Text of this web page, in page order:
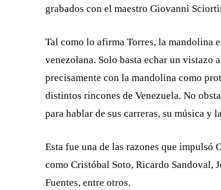
grabados con el maestro Giovanni
Tal como lo afirma Torres, la mandolina
venezolana. Solo basta echar un vistazo
precisamente con la mandolina como
distintos rincones de Venezuela. No
para hablar de sus carreras, su música y
Esta fue una de las razones que impulsó
como Cristóbal Soto, Ricardo Sandoval,
Fuentes, entre otros.